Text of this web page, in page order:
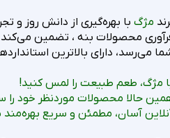
مژگ با بهره‌گیری از دانش روز و
محصولات بنه ، تضمین
می‌رسد، دارای بالاترین
مژگ، طعم طبیعت را لمس کنید!
حالا محصولات موردنظر خود را
آسان، مطمئن و سریع